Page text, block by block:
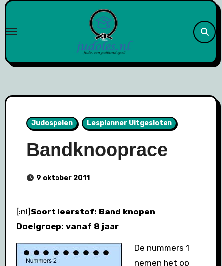
Naar
inhoud
Judospelen Lesplanner Uitgesloten
Bandknooprace
9 oktober 2011
[:nl]Soort leerstof: Band knopen
Doelgroep: vanaf 8 jaar
De nummers 1
nemen het op